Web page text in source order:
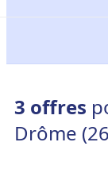
3 offres
Drôme